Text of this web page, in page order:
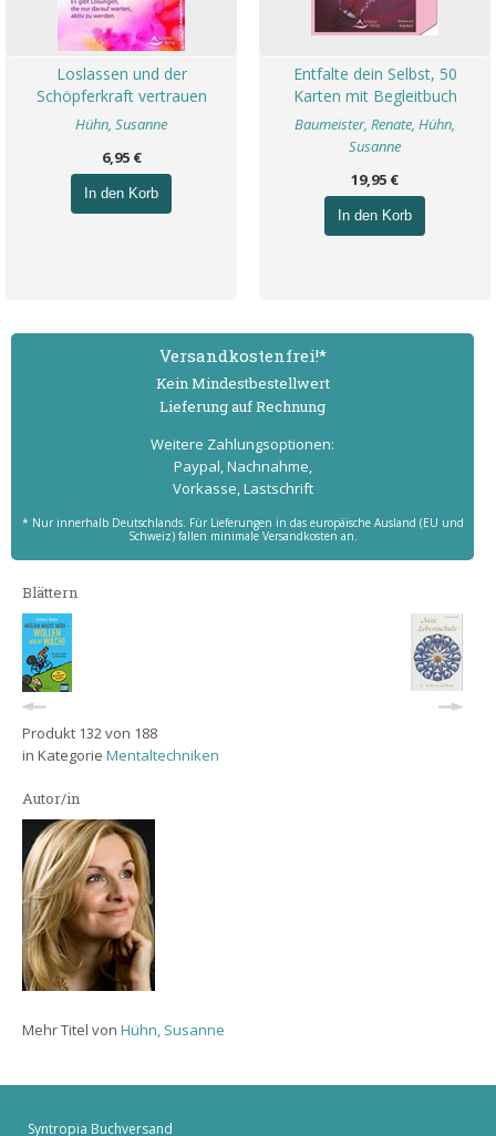
Loslassen und der
Schöpferkraft vertrauen
Hühn, Susanne
6,95 €
In den Korb
Entfalte dein Selbst, 50
Karten mit Begleitbuch
Baumeister, Renate, Hühn,
Susanne
19,95 €
In den Korb
Versand­kostenfrei!*
Kein Mindest­bestell­wert
Lieferung auf Rechnung
Weitere Zahlungs­optionen:
Paypal, Nachnahme,
Vorkasse, Lastschrift
* Nur innerhalb Deutschlands. Für Lieferungen in das europäische Ausland (EU und
Schweiz) fallen minimale Versandkosten an.
Blättern
Produkt 132 von 188
in Kategorie Mentaltechniken
Autor/in
Mehr Titel von Hühn, Susanne
Syntropia Buchversand